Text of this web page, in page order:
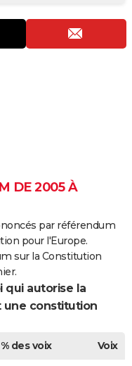
DE 2005 À
par référendum
pour l'Europe.
sur la Constitution
qui autorise la
une constitution
% des voix
Voix